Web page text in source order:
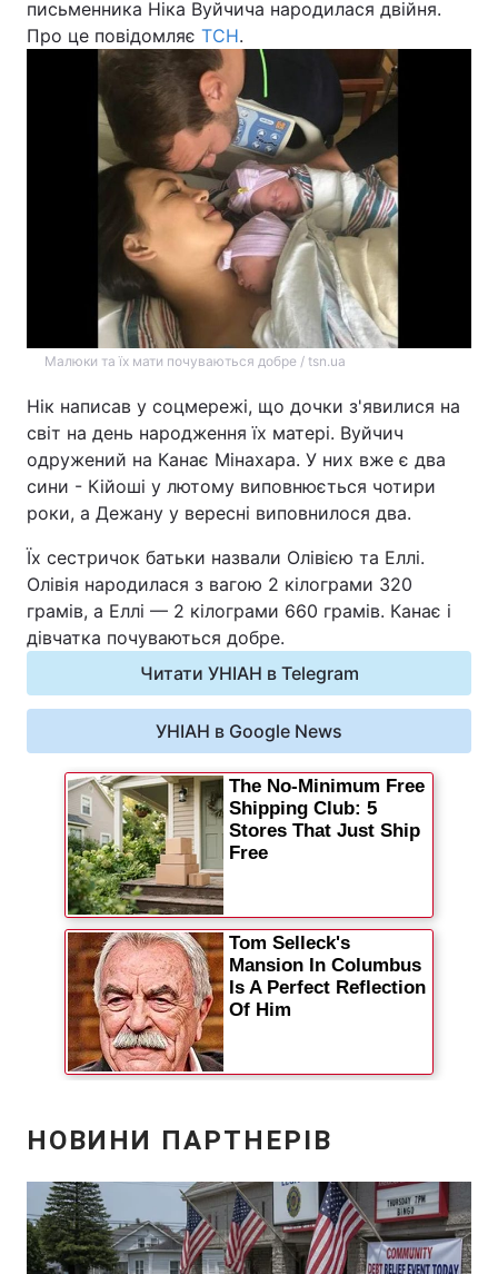
Київ Львів
Дніпро Харків
Одеса
Наука
Техно і зв'язок Лайт
Зброя Інциденти
Здоров'я Туризм
Цікавинки Погода
Відео з Youtube Статті
Інтерв'ю Думки
Архів Вакансії
Контакти
ПОСЛУГИ
Реклама на сайті Фотобанк
Моніторинг
письменника Ніка Вуйчича народилася двійня.
Про це повідомляє ТСН.
Малюки та їх мати почуваються добре / tsn.ua
Нік написав у соцмережі, що дочки з'явилися на
світ на день народження їх матері. Вуйчич
одружений на Канає Мінахара. У них вже є два
сини - Кійоші у лютому виповнюється чотири
роки, а Дежану у вересні виповнилося два.
Їх сестричок батьки назвали Олівією та Еллі.
Олівія народилася з вагою 2 кілограми 320
грамів, а Еллі — 2 кілограми 660 грамів. Канає і
дівчатка почуваються добре.
Читати УНІАН в Telegram
УНІАН в Google News